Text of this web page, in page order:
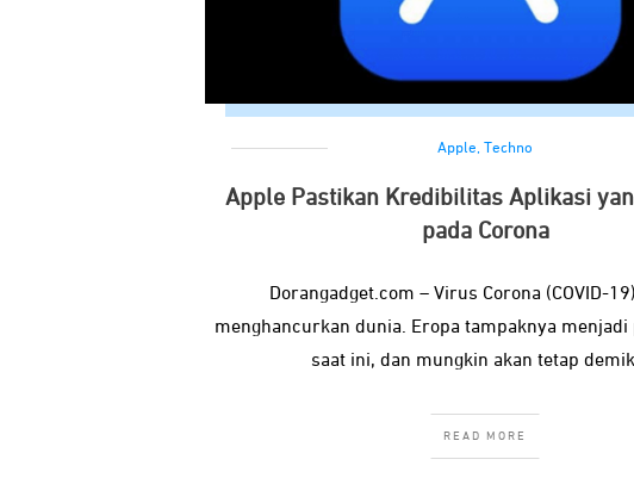
Apple, Techno
Apple Pastikan Kredibilitas Aplikasi
pada Corona
Dorangadget.com – Virus Corona (COVID-
menghancurkan dunia. Eropa tampaknya menjadi
saat ini, dan mungkin akan tetap
READ MORE